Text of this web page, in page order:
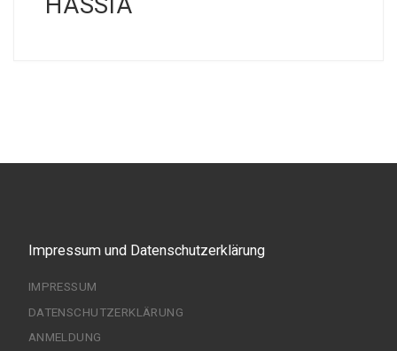
Impressum und Datenschutzerklärung
IMPRESSUM
DATENSCHUTZERKLÄRUNG
ANMELDUNG